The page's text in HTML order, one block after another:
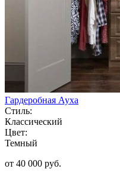
Гардеробная Ауха
Стиль:
Классический
Цвет:
Темный
от 40 000 руб.